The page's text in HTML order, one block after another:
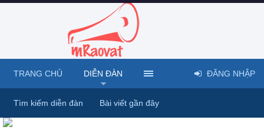
TRANG CHỦ DIỄN ĐÀN
Tìm kiếm diễn đàn Bài viết gần đây
ĐĂNG NHẬP